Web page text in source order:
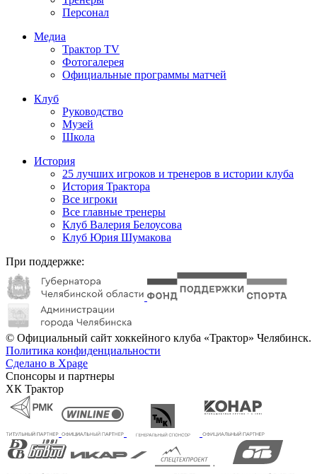
Персонал
Медиа
Трактор TV
Фотогалерея
Официальные программы матчей
Клуб
Руководство
Музей
Школа
История
25 лучших игроков и тренеров в истории клуба
История Трактора
Все игроки
Все главные тренеры
Клуб Валерия Белоусова
Клуб Юрия Шумакова
При поддержке:
© Официальный сайт хоккейного клуба «Трактор» Челябинск.
Политика конфиденциальности
Сделано в Xpage
Спонсоры и партнеры
ХК Трактор